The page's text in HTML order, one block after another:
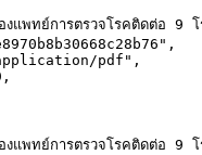
องแพทย์การตรวจโรคติดต่อ
" ,
pdf " ,
,
องแพทย์การตรวจโรคติดต่อ